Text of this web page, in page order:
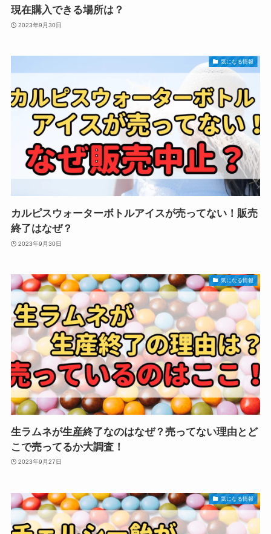
現在購入できる場所は？
2023年9月30日
気になる情報
カルピスウォーターボトルアイスが売ってない！販売
終了はなぜ？
2023年9月30日
気になる情報
生ラムネが生産終了なのはなぜ？売ってない理由とど
こで売ってるか大調査！
2023年9月27日
気になる情報